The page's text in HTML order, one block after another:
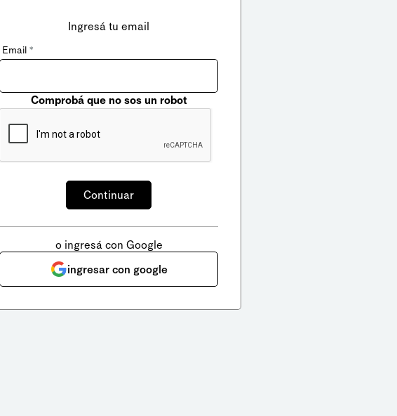
Ingresá tu email
Email *
Comprobá que no sos un robot
o ingresá con Google
ingresar con google